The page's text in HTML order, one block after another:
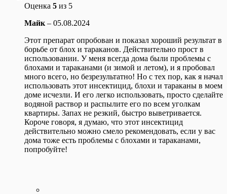
Оценка 5 из 5
Майк – 05.08.2024
Этот препарат опробован и показал хороший результат в
борьбе от блох и тараканов. Действительно прост в
использовании. У меня всегда дома были проблемы с
блохами и тараканами (и зимой и летом), и я пробовал
много всего, но безрезультатно! Но с тех пор, как я начал
использовать этот инсектицид, блохи и тараканы в моем
доме исчезли. И его легко использовать, просто сделайте
водяной раствор и распылите его по всем уголкам
квартиры. Запах не резкий, быстро выветривается.
Короче говоря, я думаю, что этот инсектицид
действительно можно смело рекомендовать, если у вас
дома тоже есть проблемы с блохами и тараканами,
попробуйте!